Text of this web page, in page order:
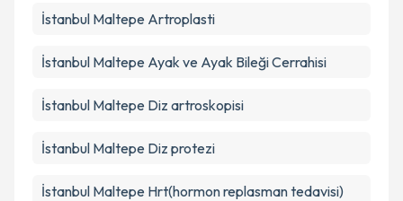
İstanbul Maltepe Artroplasti
İstanbul Maltepe Ayak ve Ayak Bileği Cerrahisi
İstanbul Maltepe Diz artroskopisi
İstanbul Maltepe Diz protezi
İstanbul Maltepe Hrt(hormon replasman tedavisi)